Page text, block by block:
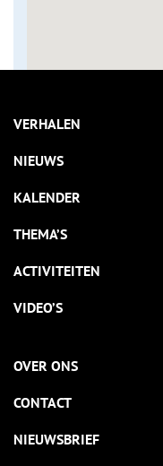
VERHALEN
NIEUWS
KALENDER
THEMA’S
ACTIVITEITEN
VIDEO’S
OVER ONS
CONTACT
NIEUWSBRIEF